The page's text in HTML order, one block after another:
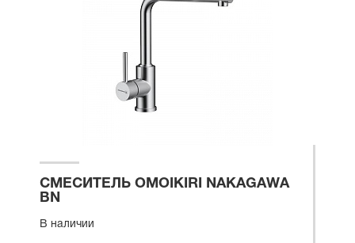
СМЕСИТЕЛЬ OMOIKIRI NAKAGAWA
BN
В наличии